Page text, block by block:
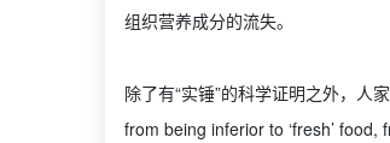
组织营养成分的流失。
除了有“实锤”的科学证明之外，人
from being inferior to ‘fresh’ food,